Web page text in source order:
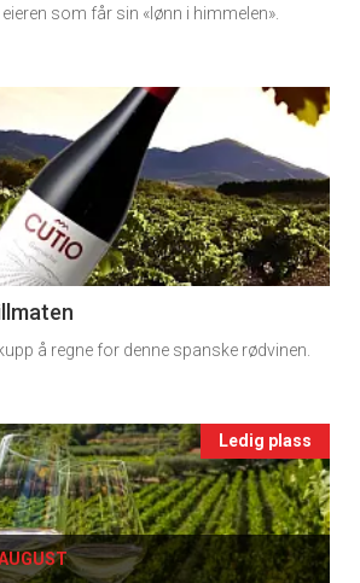
som får sin «lønn i himmelen».
å regne for denne spanske rødvinen.
Ledig plass